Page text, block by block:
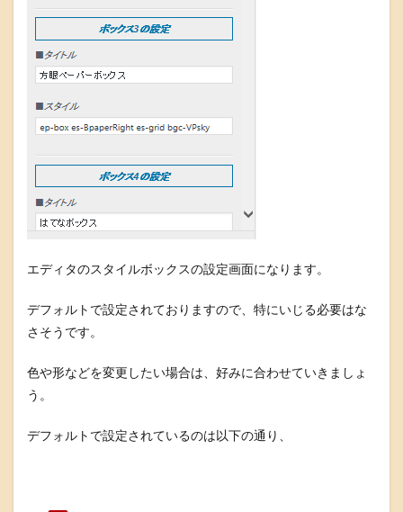
エディタのスタイルボックスの設定画面になります。
デフォルトで設定されておりますので、特にいじる必要はな
さそうです。
色や形などを変更したい場合は、好みに合わせていきましょ
う。
デフォルトで設定されているのは以下の通り、